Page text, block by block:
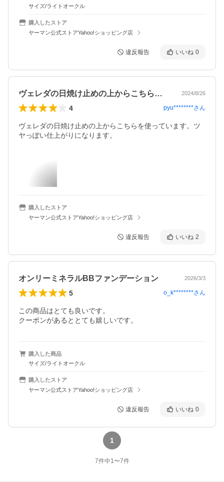
サイズ/ライトオークル
購入したストア
ヤーマン公式ストアYahoo!ショッピング店
違反報告 いいね 0
ヴェレダの日焼け止めの上からこちらを使… 2024/8/26
4 pyu********さん
ヴェレダの日焼け止めの上からこちらを使っています。ツ
ヤっぽい仕上がりになります。
購入したストア
ヤーマン公式ストアYahoo!ショッピング店
違反報告 いいね 2
オンリーミネラルBBファンデーション 2026/3/3
5 o_k********さん
この商品はとても良いです。
クーポンがあるととても嬉しいです。
購入した商品
サイズ/ライトオークル
購入したストア
ヤーマン公式ストアYahoo!ショッピング店
違反報告 いいね 0
1
7件中1〜7件